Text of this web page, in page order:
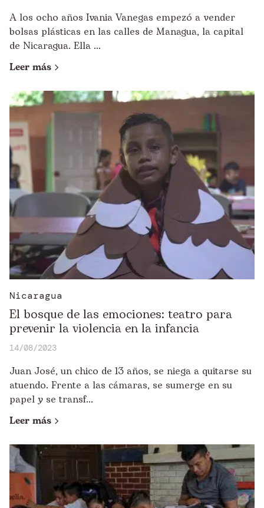
A los ocho años Ivania Vanegas empezó a vender
bolsas plásticas en las calles de Managua, la capital
de Nicaragua. Ella ...
Leer más
Nicaragua
El bosque de las emociones: teatro para
prevenir la violencia en la infancia
14/08/2023
Juan José, un chico de 13 años, se niega a quitarse su
atuendo. Frente a las cámaras, se sumerge en su
papel y se transf...
Leer más